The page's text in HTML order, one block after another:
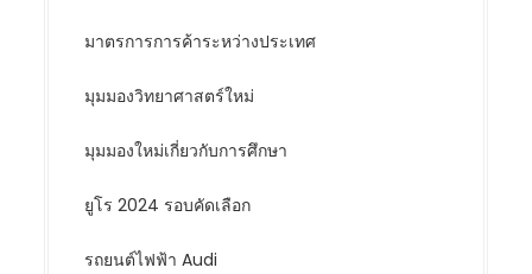
มาตรการการค้าระหว่างประเทศ
มุมมองวิทยาศาสตร์ใหม่
มุมมองใหม่เกี่ยวกับการศึกษา
ยูโร 2024 รอบคัดเลือก
รถยนต์ไฟฟ้า Audi